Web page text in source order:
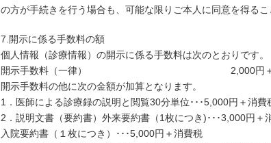
の方が手続きを行う場合も、可能な限りご本人に同意を得るこ
7.開示に係る手数料の額
個人情報（診療情報）の開示に係る手数料は次のとおりです。
開示手数料（一律） 2,000円＋消
開示手数料の他に次の金額が加算となります。
1．医師による診療録の説明と閲覧30分単位･･･5,000円＋消費
2．説明文書（要約書）外来要約書（1枚につき)･･･3,000円＋
入院要約書（１枚につき）･･･5,000円＋消費税